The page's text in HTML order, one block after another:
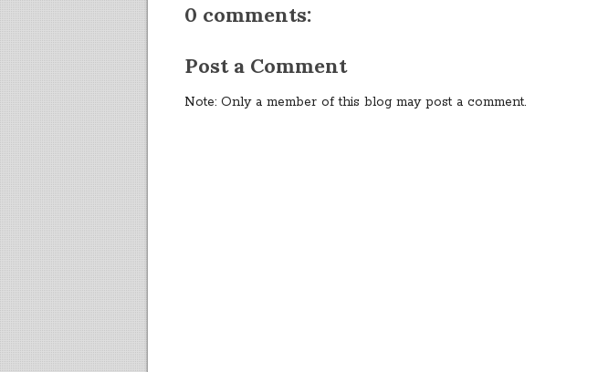
0 comments:
Post a Comment
Note: Only a member of this blog may post a comment.